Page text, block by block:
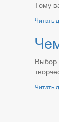
Тому
Читать
Выбор
Читать